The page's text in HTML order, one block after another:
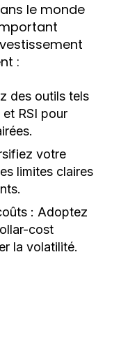
le monde
:
des outils tels
RSI pour
votre
limites claires
: Adoptez
cost
la volatilité.